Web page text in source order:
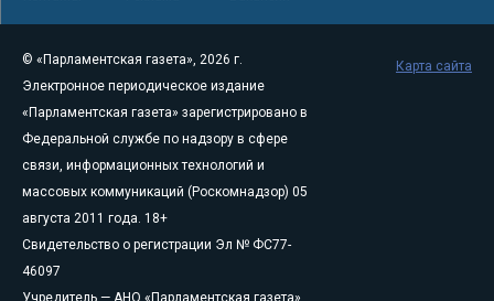
© «Парламентская газета», 2026 г.
Электронное периодическое издание
«Парламентская газета» зарегистрировано в
Федеральной службе по надзору в сфере
связи, информационных технологий и
массовых коммуникаций (Роскомнадзор) 05
августа 2011 года. 18+
Свидетельство о регистрации Эл № ФС77-
46097
Учредитель — АНО «Парламентская газета»
Карта сайта